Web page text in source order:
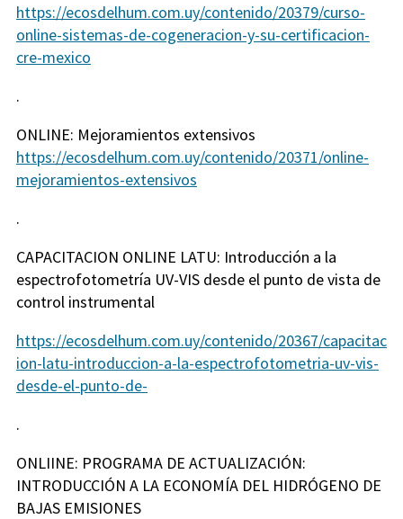
https://ecosdelhum.com.uy/contenido/20379/curso-
online-sistemas-de-cogeneracion-y-su-certificacion-
cre-mexico
.
ONLINE: Mejoramientos extensivos
https://ecosdelhum.com.uy/contenido/20371/online-
mejoramientos-extensivos
.
CAPACITACION ONLINE LATU: Introducción a la
espectrofotometría UV-VIS desde el punto de vista de
control instrumental
https://ecosdelhum.com.uy/contenido/20367/capacitac
ion-latu-introduccion-a-la-espectrofotometria-uv-vis-
desde-el-punto-de-
.
ONLIINE: PROGRAMA DE ACTUALIZACIÓN:
INTRODUCCIÓN A LA ECONOMÍA DEL HIDRÓGENO DE
BAJAS EMISIONES